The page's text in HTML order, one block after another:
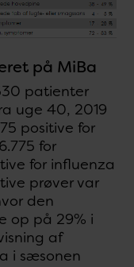
på MiBa
patienter
uge 40, 2019
positive for
for
for influenza
prøver var
den
op på 29% i
af
i sæsonen